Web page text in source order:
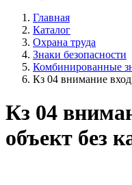
Главная
Каталог
Охрана труда
Знаки безопасности
Комбинированные
Кз 04 внимание
Кз 04
объект без